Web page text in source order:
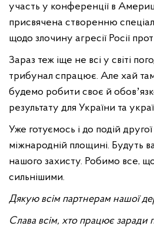
участь у конференції в
присвячена створенню
щодо злочину агресії Росії
Зараз теж іще не всі у світі
трибунал спрацює. Але хай
будемо робити своє й
результату для України та
Уже готуємось і до подій
міжнародній площині. Будуть
нашого захисту. Робимо все,
сильнішими.
Дякую всім партнерам нашої
Слава всім, хто працює заради